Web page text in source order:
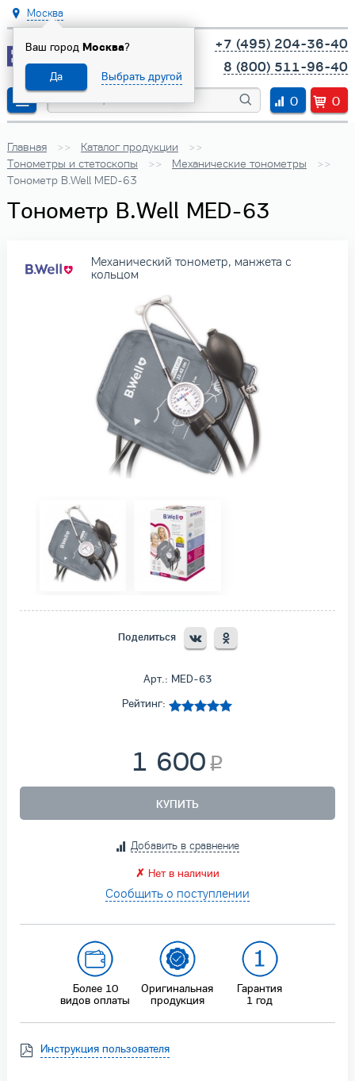
Москва
Ваш город Москва?
Да Выбрать другой
+7 (495) 204-36-40
8 (800) 511-96-40
0
0
Главная
Каталог продукции
Тонометры и стетоскопы
Механические тонометры
Тонометр B.Well MED-63
Тонометр B.Well MED-63
Механический тонометр, манжета с
кольцом
Поделиться
Арт.: MED-63
Рейтинг:
1 600
КУПИТЬ
Добавить в сравнение
✗ Нет в наличии
Сообщить о поступлении
Более 10
видов оплаты
Оригинальная
продукция
Гарантия
1 год
Инструкция пользователя